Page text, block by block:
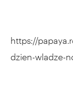
https://
dzien-wladze-